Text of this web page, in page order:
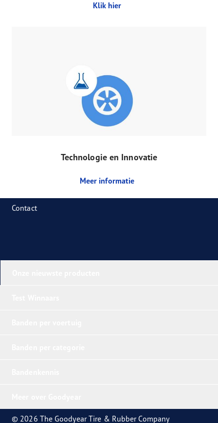
Klik hier
Technologie en Innovatie
Meer informatie
Contact
© 2026 The Goodyear Tire & Rubber Company